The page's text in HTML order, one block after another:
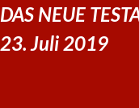
DAS NEUE
23. Juli 2019